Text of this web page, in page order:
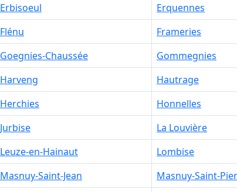
Erbisoeul
Erquennes
Flénu
Frameries
Goegnies-Chaussée
Gommegnies
Harveng
Hautrage
Herchies
Honnelles
Jurbise
La Louvière
Leuze-en-Hainaut
Lombise
Masnuy-Saint-Jean
Masnuy-Saint-